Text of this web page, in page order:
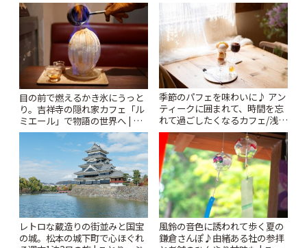
目の前で燃えるかき氷にうっと
り。吉祥寺の隠れ家カフェ「ル
ミエール」で物語の世界へ | こ
とりっぷ
季節のパフェを味わいに♪ アン
ティークに囲まれて、時間を忘
れて過ごしたくなるカフェ/浅草
「annorum cafe」 | ことりっぷ
レトロな蔵造りの街並みと国宝
の城。松本の城下町で心ほぐれ
風鈴の音色に誘われて歩く夏の
鎌倉さんぽ♪由緒ある社の参拝